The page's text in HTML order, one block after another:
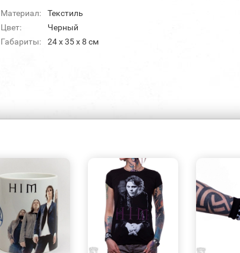
Материал:
Текстиль
Цвет:
Черный
Габариты:
24 x 35 x 8 см